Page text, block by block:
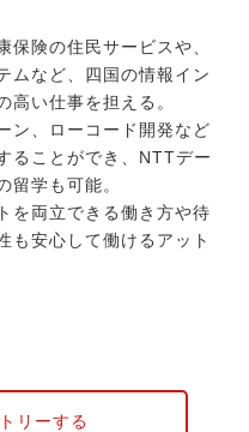
保険の住民サービスや、
ムなど、四国の情報イン
高い仕事を担える。
ン、ローコード開発など
ることができ、NTTデー
留学も可能。
を両立できる働き方や待
も安心して働けるアット
リーする